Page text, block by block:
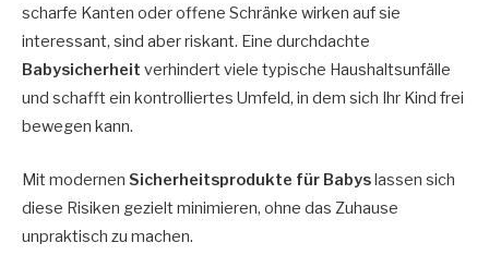
scharfe Kanten oder offene Schränke wirken auf sie
interessant, sind aber riskant. Eine durchdachte
Babysicherheit verhindert viele typische Haushaltsunfälle
und schafft ein kontrolliertes Umfeld, in dem sich Ihr Kind frei
bewegen kann.
Mit modernen Sicherheitsprodukte für Babyslassen sich
diese Risiken gezielt minimieren, ohne das Zuhause
unpraktisch zu machen.